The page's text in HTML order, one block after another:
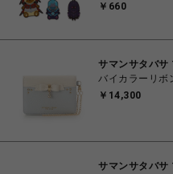
￥660
サマンサタバサ
バイカラーリ
￥14,300
サマンサタバサ